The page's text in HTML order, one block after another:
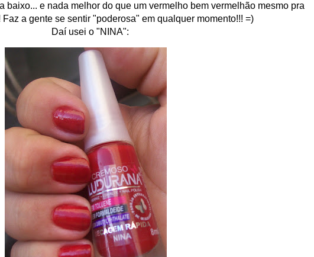
baixo... e nada melhor do que um vermelho bem vermelhão mesmo pra
Faz a gente se sentir "poderosa" em qualquer momento!!! =)
Daí usei o "NINA":